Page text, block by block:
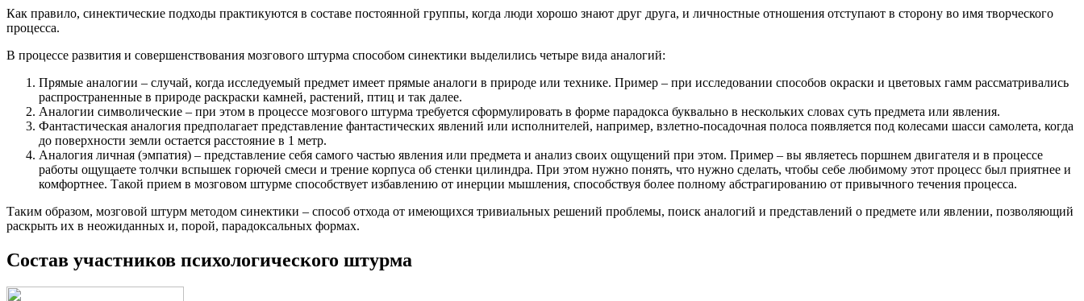
Как правило, синектические подходы практикуются в составе постоянной группы, когда люди хорошо знают друг друга, и личностные отношения отступают в сторону во имя творческого
процесса.
В процессе развития и совершенствования мозгового штурма способом синектики выделились четыре вида аналогий:
Прямые аналогии – случай, когда исследуемый предмет имеет прямые аналоги в природе или технике. Пример – при исследовании способов окраски и цветовых гамм рассматривались
распространенные в природе раскраски камней, растений, птиц и так далее.
Аналогии символические – при этом в процессе мозгового штурма требуется сформулировать в форме парадокса буквально в нескольких словах суть предмета или явления.
Фантастическая аналогия предполагает представление фантастических явлений или исполнителей, например, взлетно-посадочная полоса появляется под колесами шасси самолета, когда
до поверхности земли остается расстояние в 1 метр.
Аналогия личная (эмпатия) – представление себя самого частью явления или предмета и анализ своих ощущений при этом. Пример – вы являетесь поршнем двигателя и в процессе
работы ощущаете толчки вспышек горючей смеси и трение корпуса об стенки цилиндра. При этом нужно понять, что нужно сделать, чтобы себе любимому этот процесс был приятнее и
комфортнее. Такой прием в мозговом штурме способствует избавлению от инерции мышления, способствуя более полному абстрагированию от привычного течения процесса.
Таким образом, мозговой штурм методом синектики – способ отхода от имеющихся тривиальных решений проблемы, поиск аналогий и представлений о предмете или явлении, позволяющий
раскрыть их в неожиданных и, порой, парадоксальных формах.
Состав участников психологического штурма